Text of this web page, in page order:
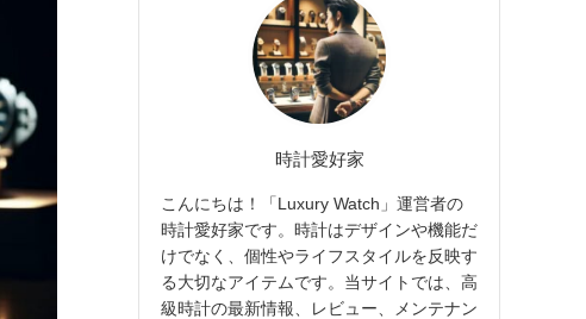
時計愛好家
こんにちは！「Luxury Watch」運営者の
時計愛好家です。時計はデザインや機能だ
けでなく、個性やライフスタイルを反映す
る大切なアイテムです。当サイトでは、高
級時計の最新情報、レビュー、メンテナン